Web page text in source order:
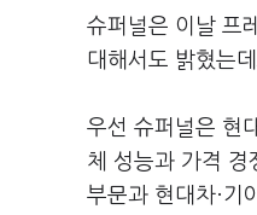
슈퍼널은 이날 프
대해서도 밝혔는데
우선 슈퍼널은 현
체 성능과 가격
부문과 현대차·기